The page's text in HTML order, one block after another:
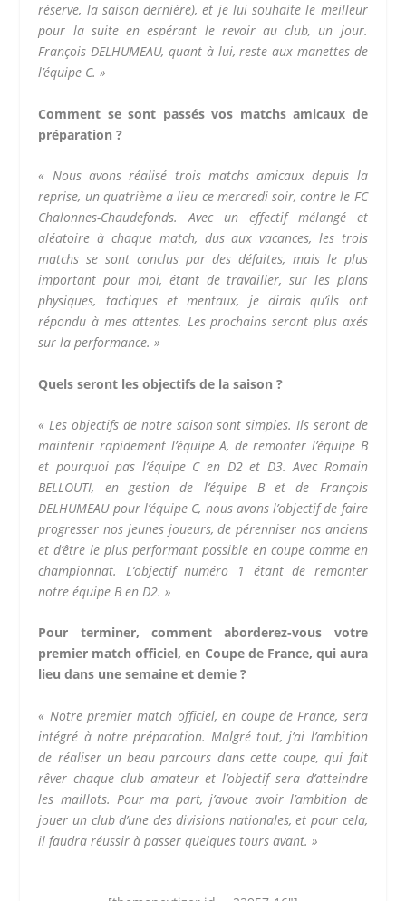
réserve, la saison dernière), et je lui souhaite le meilleur
pour la suite en espérant le revoir au club, un jour.
François DELHUMEAU, quant à lui, reste aux manettes de
l’équipe C. »
Comment se sont passés vos matchs amicaux de
préparation ?
« Nous avons réalisé trois matchs amicaux depuis la
reprise, un quatrième a lieu ce mercredi soir, contre le FC
Chalonnes-Chaudefonds. Avec un effectif mélangé et
aléatoire à chaque match, dus aux vacances, les trois
matchs se sont conclus par des défaites, mais le plus
important pour moi, étant de travailler, sur les plans
physiques, tactiques et mentaux, je dirais qu’ils ont
répondu à mes attentes. Les prochains seront plus axés
sur la performance. »
Quels seront les objectifs de la saison ?
« Les objectifs de notre saison sont simples. Ils seront de
maintenir rapidement l’équipe A, de remonter l’équipe B
et pourquoi pas l’équipe C en D2 et D3. Avec Romain
BELLOUTI, en gestion de l’équipe B et de François
DELHUMEAU pour l’équipe C, nous avons l’objectif de faire
progresser nos jeunes joueurs, de pérenniser nos anciens
et d’être le plus performant possible en coupe comme en
championnat. L’objectif numéro 1 étant de remonter
notre équipe B en D2. »
Pour terminer, comment aborderez-vous votre
premier match officiel, en Coupe de France, qui aura
lieu dans une semaine et demie ?
« Notre premier match officiel, en coupe de France, sera
intégré à notre préparation. Malgré tout, j’ai l’ambition
de réaliser un beau parcours dans cette coupe, qui fait
rêver chaque club amateur et l’objectif sera d’atteindre
les maillots. Pour ma part, j’avoue avoir l’ambition de
jouer un club d’une des divisions nationales, et pour cela,
il faudra réussir à passer quelques tours avant. »